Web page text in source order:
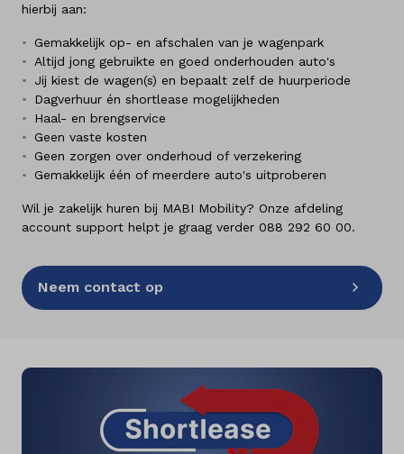
hierbij aan:
Gemakkelijk op- en afschalen van je wagenpark
Altijd jong gebruikte en goed onderhouden auto's
Jij kiest de wagen(s) en bepaalt zelf de huurperiode
Dagverhuur én shortlease mogelijkheden
Haal- en brengservice
Geen vaste kosten
Geen zorgen over onderhoud of verzekering
Gemakkelijk één of meerdere auto's uitproberen
Wil je zakelijk huren bij MABI Mobility? Onze afdeling
account support helpt je graag verder 088 292 60 00.
Neem contact op